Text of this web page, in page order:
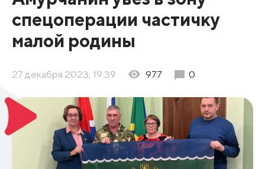
спецоперации частичку
малой родины
27 декабря 2023, 19:39 977 0